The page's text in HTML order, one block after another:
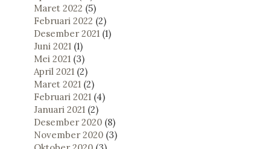
Maret 2022 (5)
Februari 2022 (2)
Desember 2021 (1)
Juni 2021 (1)
Mei 2021 (3)
April 2021 (2)
Maret 2021 (2)
Februari 2021 (4)
Januari 2021 (2)
Desember 2020 (8)
November 2020 (3)